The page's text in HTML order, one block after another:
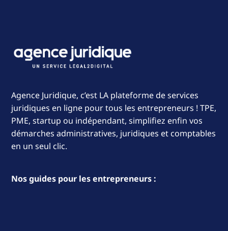
Agence Juridique, c’est LA plateforme de services
juridiques en ligne pour tous les entrepreneurs ! TPE,
PME, startup ou indépendant, simplifiez enfin vos
démarches administratives, juridiques et comptables
en un seul clic.
Nos guides pour les entrepreneurs :